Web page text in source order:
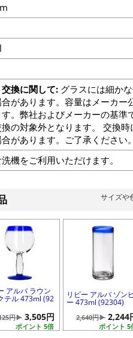
換に関して:グラスには細か
があります。容量はメーカ
。弊社およびメーカーの基準
の対象外となります。 交換
があります。ご了承ください。
機をご利用いただけます。
サイズや
アルバ ラウン
テル 473ml (92
ポイント 5倍
円▶ 3,505円
リビー アルバ ゾン
ー 473ml (92304)
ポイント 5
2,640円▶ 2,244